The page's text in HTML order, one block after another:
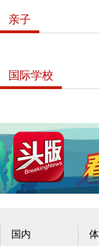
亲子
国际学校
国内